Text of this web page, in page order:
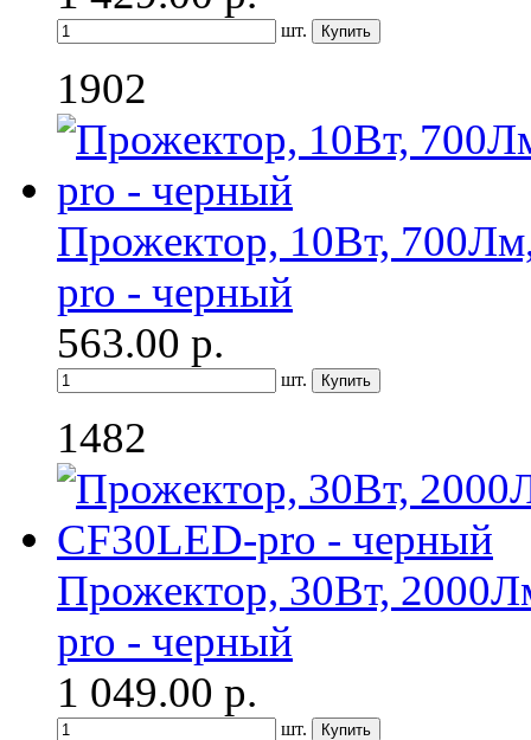
шт.
1902
Прожектор, 10Вт,
pro - черный
563.00 р.
шт.
1482
Прожектор, 30Вт,
pro - черный
1 049.00 р.
шт.